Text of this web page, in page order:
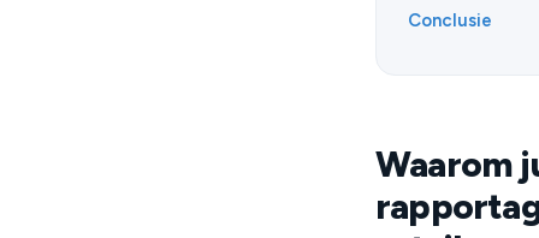
Conclusie
Waarom